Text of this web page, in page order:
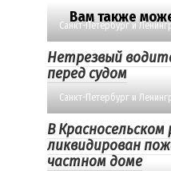
Вам также
Санкт-Петербург и
Нетрезвый
перед судом
Санкт-Петербург и
В Красносельском
ликвидирован
частном доме